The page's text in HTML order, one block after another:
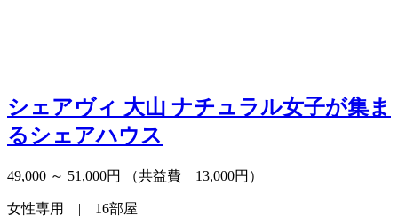
シェアヴィ 大山 ナチュラル女子が集ま
るシェアハウス
49,000 ～ 51,000円 （共益費 13,000円）
女性専用 | 16部屋